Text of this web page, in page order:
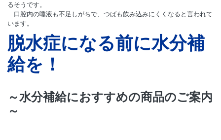
るそうです。
口腔内の唾液も不足しがちで、つばも飲み込みにくくなると言われて
います。
脱水症になる前に水分補
給を！
～水分補給におすすめの商品のご案内
～